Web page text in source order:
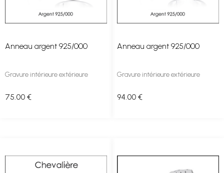
Anneau argent 925/000
Gravure intérieure extérieure
75 .00 €
Anneau argent 925/000
Gravure intérieure extérieure
94 .00 €